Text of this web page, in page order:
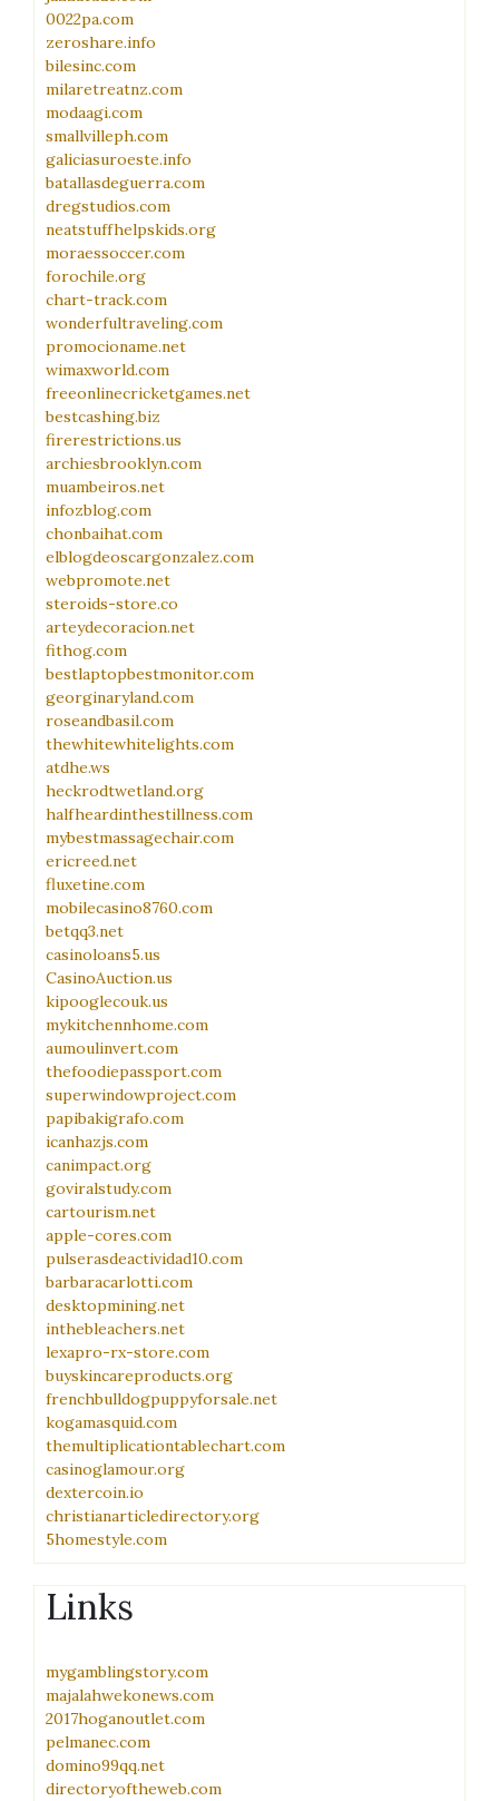
0022pa.com
zeroshare.info
bilesinc.com
milaretreatnz.com
modaagi.com
smallvilleph.com
galiciasuroeste.info
batallasdeguerra.com
dregstudios.com
neatstuffhelpskids.org
moraessoccer.com
forochile.org
chart-track.com
wonderfultraveling.com
promocioname.net
wimaxworld.com
freeonlinecricketgames.net
bestcashing.biz
firerestrictions.us
archiesbrooklyn.com
muambeiros.net
infozblog.com
chonbaihat.com
elblogdeoscargonzalez.com
webpromote.net
steroids-store.co
arteydecoracion.net
fithog.com
bestlaptopbestmonitor.com
georginaryland.com
roseandbasil.com
thewhitewhitelights.com
atdhe.ws
heckrodtwetland.org
halfheardinthestillness.com
mybestmassagechair.com
ericreed.net
fluxetine.com
mobilecasino8760.com
betqq3.net
casinoloans5.us
CasinoAuction.us
kipooglecouk.us
mykitchennhome.com
aumoulinvert.com
thefoodiepassport.com
superwindowproject.com
papibakigrafo.com
icanhazjs.com
canimpact.org
goviralstudy.com
cartourism.net
apple-cores.com
pulserasdeactividad10.com
barbaracarlotti.com
desktopmining.net
inthebleachers.net
lexapro-rx-store.com
buyskincareproducts.org
frenchbulldogpuppyforsale.net
kogamasquid.com
themultiplicationtablechart.com
casinoglamour.org
dextercoin.io
christianarticledirectory.org
5homestyle.com
Links
mygamblingstory.com
majalahwekonews.com
2017hoganoutlet.com
pelmanec.com
domino99qq.net
directoryoftheweb.com